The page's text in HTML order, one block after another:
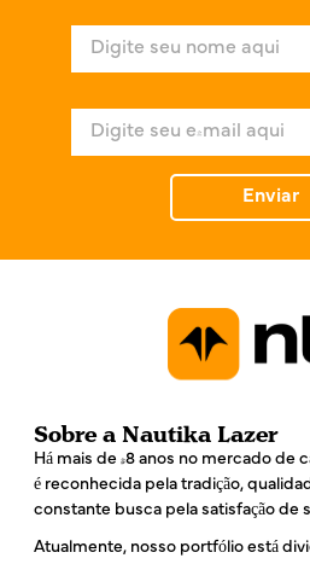
e
*
Enviar
Sobre a Nautika Lazer
Há mais de 48 anos no mercado de
é reconhecida pela tradição,
constante busca pela satisfação de
Atualmente, nosso portfólio está